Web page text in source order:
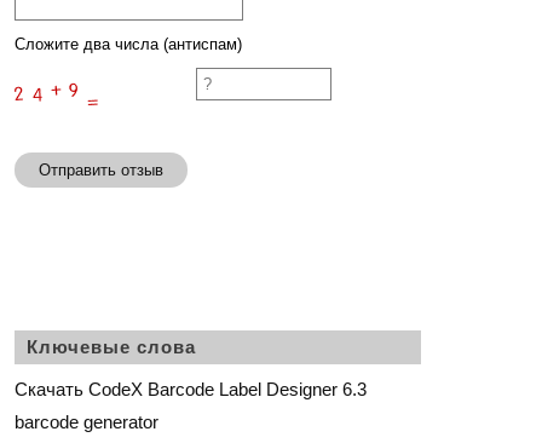
Сложите два числа (антиспам)
Отправить отзыв
Ключевые слова
Скачать CodeX Barcode Label Designer 6.3
barcode generator